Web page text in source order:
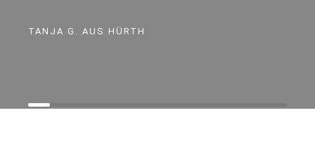
TANJA G. AUS HÜRTH